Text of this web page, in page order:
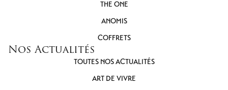
THE ONE
ANOMIS
COFFRETS
Nos Actualités
TOUTES NOS ACTUALITÉS
ART DE VIVRE